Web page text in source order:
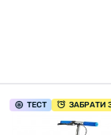
ТЕСТ ЗАБРАТИ